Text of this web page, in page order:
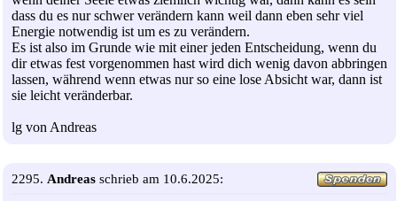
dass du es nur schwer verändern kann weil dann eben sehr viel
Energie notwendig ist um es zu verändern.
Es ist also im Grunde wie mit einer jeden Entscheidung, wenn du
dir etwas fest vorgenommen hast wird dich wenig davon abbringen
lassen, während wenn etwas nur so eine lose Absicht war, dann ist
sie leicht veränderbar.
lg von Andreas
2295. Andreas schrieb am 10.6.2025: